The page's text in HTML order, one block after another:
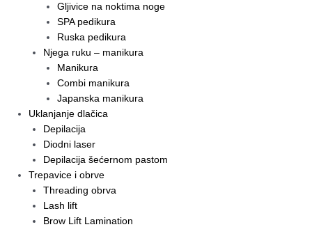
Gljivice na noktima noge
SPA pedikura
Ruska pedikura
Njega ruku – manikura
Manikura
Combi manikura
Japanska manikura
Uklanjanje dlačica
Depilacija
Diodni laser
Depilacija šećernom pastom
Trepavice i obrve
Threading obrva
Lash lift
Brow Lift Lamination